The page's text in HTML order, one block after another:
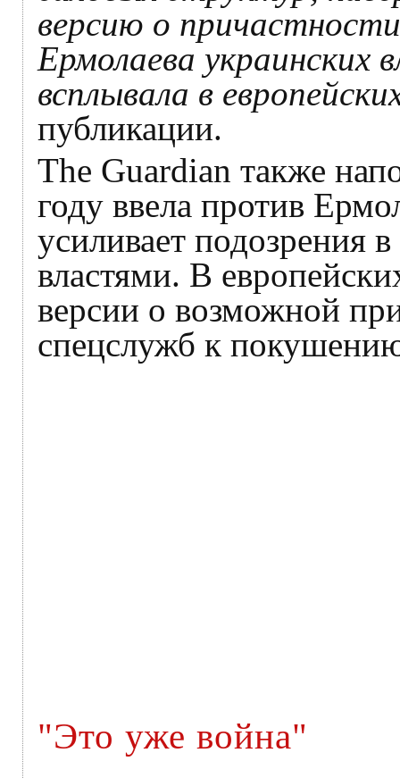
версию о
Ермолаева
всплывала в
публикации.
The Guardian также
году ввела против
усиливает подозрения
властями. В
версии о возможной
спецслужб к
"Это уже война"